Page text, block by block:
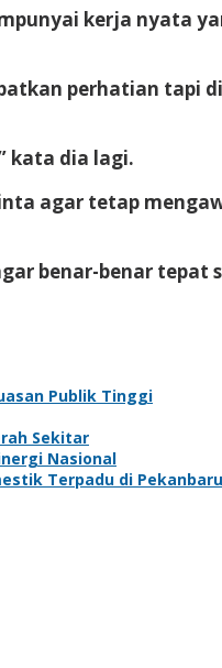
kerja nyata
perhatian tapi
kata dia lagi.
agar tetap
benar-benar tepat
Publik Tinggi
Sekitar
Nasional
Terpadu di Pekanbaru